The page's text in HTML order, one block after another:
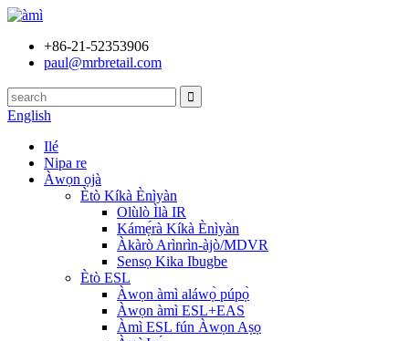
+86-21-52353906
paul@mrbretail.com
English
Ilé
Nipa re
Àwọn ọjà
Ètò Kíkà Ènìyàn
Olùlò Ìlà IR
Kámẹ́rà Kíkà Ènìyàn
Àkàrò Arìnrìn-àjò/MDVR
Sensọ Kika Ibugbe
Ètò ESL
Àwọn àmì aláwọ̀ púpọ̀
Àwọn àmì ESL+EAS
Àmì ESL fún Àwọn Aṣọ